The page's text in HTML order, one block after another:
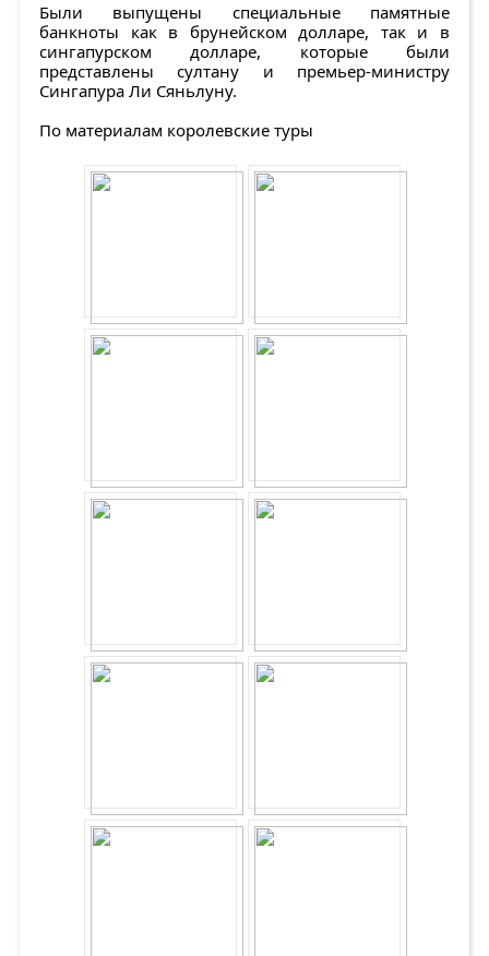
Были выпущены специальные памятные
банкноты как в брунейском долларе, так и в
сингапурском долларе, которые были
представлены султану и премьер-министру
Сингапура Ли Сяньлуну.
По материалам королевские туры